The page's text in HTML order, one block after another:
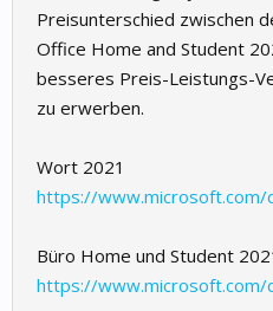
Preisunterschied zwischen
Office Home and Student
besseres Preis-Leistungs-
zu erwerben.
Wort 2021
https://
Büro Home und Student
https://